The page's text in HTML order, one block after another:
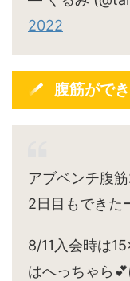
2022
腹筋がで
アブベンチ腹
2日目もできた
8/11入会時は
はへっちゃら